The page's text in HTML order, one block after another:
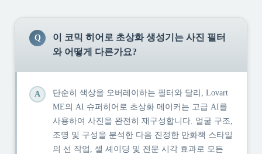
Q
이 코믹 히어로 초상화 생성기는 사진 필터
와 어떻게 다른가요?
A
단순히 색상을 오버레이하는 필터와 달리, Lovart
ME의 AI 슈퍼히어로 초상화 메이커는 고급 AI를
사용하여 사진을 완전히 재구성합니다. 얼굴 구조,
조명 및 구성을 분석한 다음 진정한 만화책 스타일
의 선 작업, 셀 셰이딩 및 전문 시각 효과로 모든